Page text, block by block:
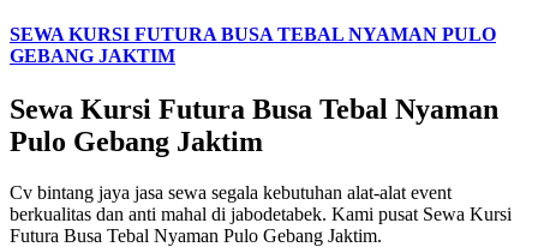
SEWA KURSI FUTURA BUSA TEBAL NYAMAN PULO
GEBANG JAKTIM
Sewa Kursi Futura Busa Tebal Nyaman
Pulo Gebang Jaktim
Cv bintang jaya jasa sewa segala kebutuhan alat-alat event
berkualitas dan anti mahal di jabodetabek. Kami pusat Sewa Kursi
Futura Busa Tebal Nyaman Pulo Gebang Jaktim.